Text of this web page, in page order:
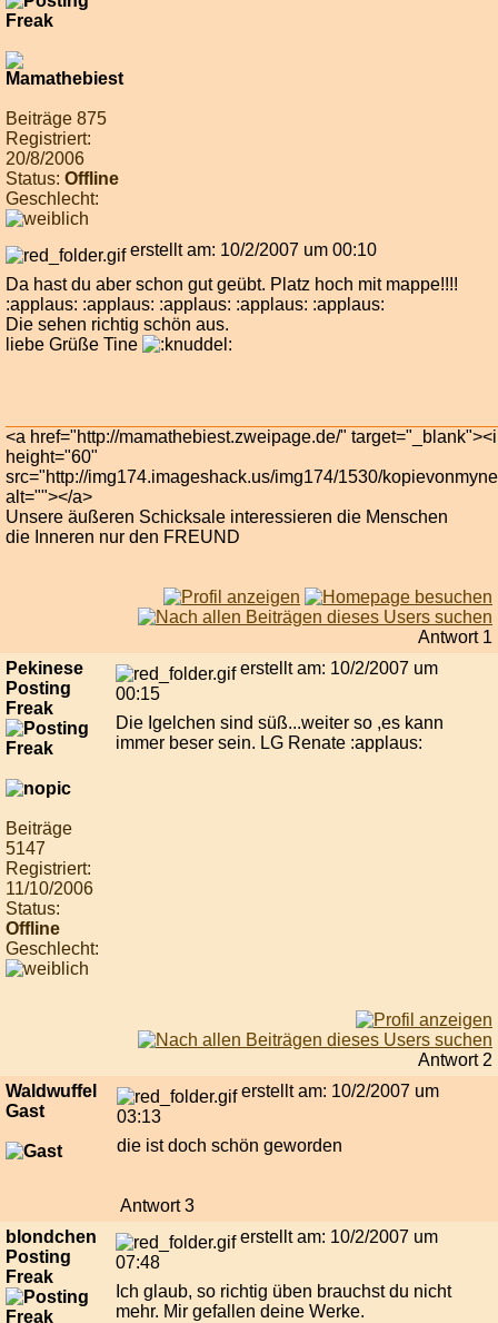
Beiträge 875
Registriert:
20/8/2006
Status: Offline
Geschlecht:
erstellt am: 10/2/2007 um 00:10
Da hast du aber schon gut geübt. Platz hoch mit mappe!!!!
:applaus: :applaus: :applaus: :applaus: :applaus:
Die sehen richtig schön aus.
liebe Grüße Tine
<a href="http://mamathebiest.zweipage.de/"
height="60"
src="http://img174.imageshack.us/img174/1530/
alt=""></a>
Unsere äußeren Schicksale interessieren die Menschen
die Inneren nur den FREUND
Antwort 1
Pekinese
Posting
Freak
Beiträge
5147
Registriert:
11/10/2006
Status:
Offline
Geschlecht:
erstellt am: 10/2/2007 um
00:15
Die Igelchen sind süß...weiter so ,es kann
immer beser sein. LG Renate :applaus:
Antwort 2
Waldwuffel
Gast
erstellt am: 10/2/2007 um
03:13
die ist doch schön geworden
Antwort 3
blondchen
Posting
Freak
erstellt am: 10/2/2007 um
07:48
Ich glaub, so richtig üben brauchst du nicht
mehr. Mir gefallen deine Werke.